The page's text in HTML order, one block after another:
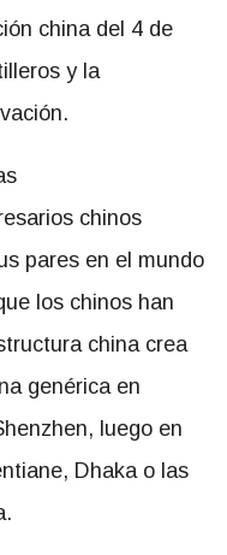
china del 4 de
y la
chinos
pares en el mundo
los chinos han
china crea
genérica en
luego en
Dhaka o las